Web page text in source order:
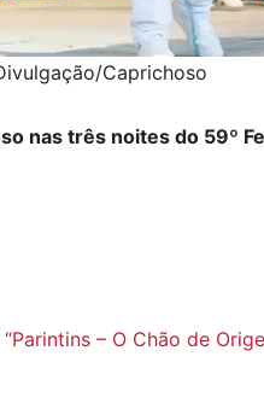
Caprichoso
nas três noites do 59º
– O Chão de